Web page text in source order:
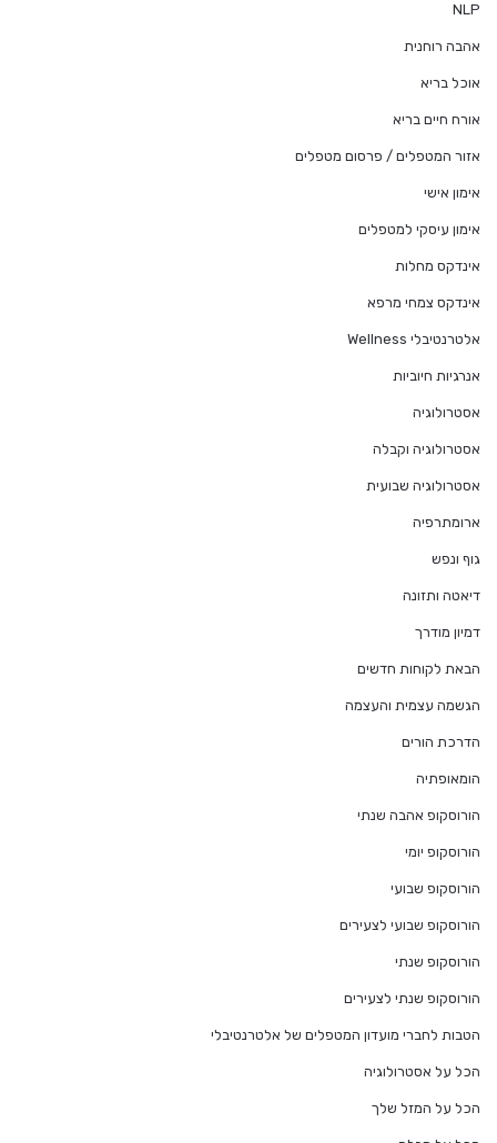
NLP
אהבה רוחנית
אוכל בריא
אורח חיים בריא
אזור המטפלים / פרסום מטפלים
אימון אישי
אימון עיסקי למטפלים
אינדקס מחלות
אינדקס צמחי מרפא
אלטרנטיבלי Wellness
אנרגיות חיוביות
אסטרולוגיה
אסטרולוגיה וקבלה
אסטרולוגיה שבועית
ארומתרפיה
גוף ונפש
דיאטה ותזונה
דמיון מודרך
הבאת לקוחות חדשים
הגשמה עצמית והעצמה
הדרכת הורים
הומאופתיה
הורוסקופ אהבה שנתי
הורוסקופ יומי
הורוסקופ שבועי
הורוסקופ שבועי לצעירים
הורוסקופ שנתי
הורוסקופ שנתי לצעירים
הטבות לחברי מועדון המטפלים של אלטרנטיבלי
הכל על אסטרולוגיה
הכל על המזל שלך